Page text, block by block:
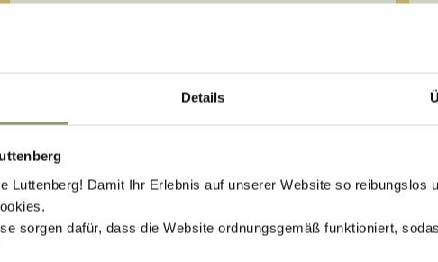
Details
Luttenberg! Damit Ihr Erlebnis auf unserer Website so reibungslos
sorgen dafür, dass die Website ordnungsgemäß funktioniert,